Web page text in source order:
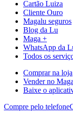
Cartão Luiza
Cliente Ouro
Magalu seguros
Blog da Lu
Maga +
WhatsApp da
Todos os
Comprar na loja
Vender no
Baixe o
Compre pelo telefone